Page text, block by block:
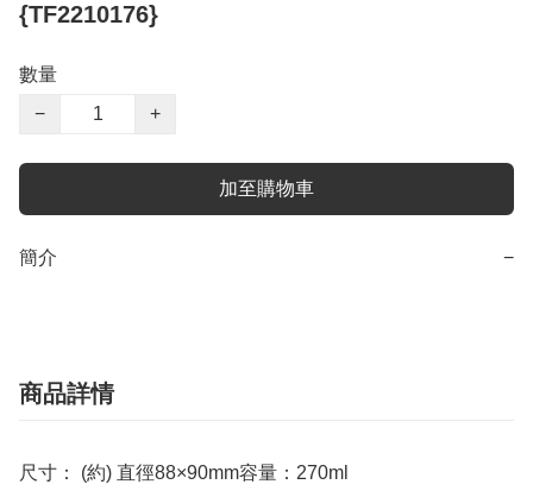
{TF2210176}
數量
−
+
加至購物車
簡介 −
商品詳情
尺寸： (約) 直徑88×90mm容量：270ml